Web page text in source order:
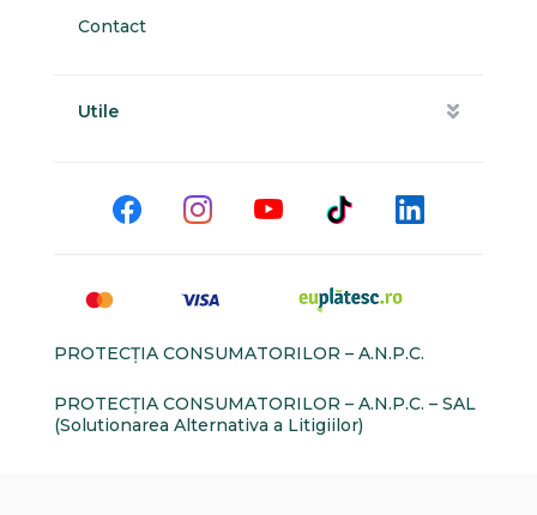
Contact
Utile
PROTECŢIA CONSUMATORILOR – A.N.P.C.
PROTECŢIA CONSUMATORILOR – A.N.P.C. – SAL
(Solutionarea Alternativa a Litigiilor)